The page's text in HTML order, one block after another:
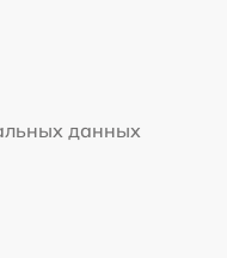
данных